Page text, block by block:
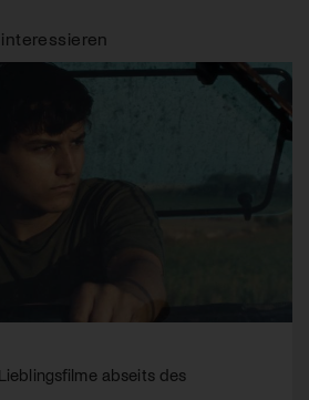
abseits des